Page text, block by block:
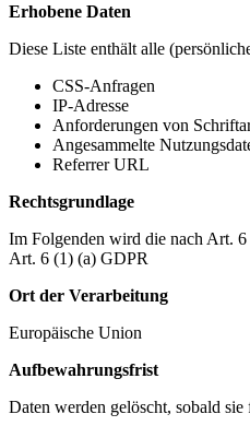
Erhobene Daten
Diese Liste enthält alle
CSS-Anfragen
IP-Adresse
Anforderungen von
Angesammelte
Referrer URL
Rechtsgrundlage
Im Folgenden wird die nach Art.
Art. 6 (1) (a) GDPR
Ort der Verarbeitung
Europäische Union
Aufbewahrungsfrist
Daten werden gelöscht, sobald